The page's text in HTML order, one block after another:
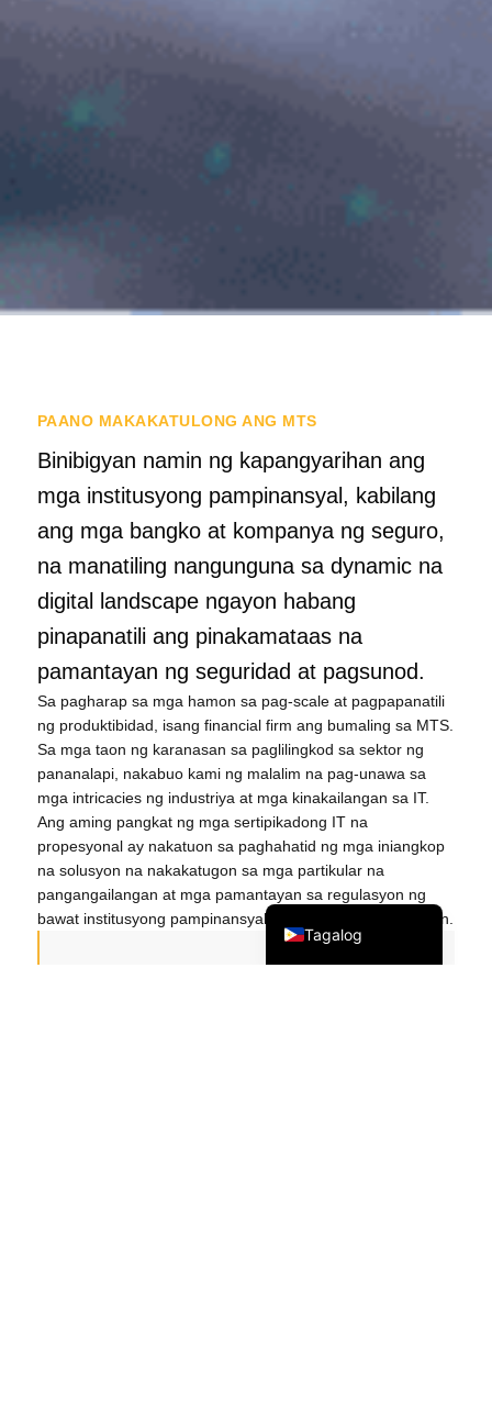
PAANO MAKAKATULONG ANG MTS
Binibigyan namin ng kapangyarihan ang
mga institusyong pampinansyal, kabilang
ang mga bangko at kompanya ng seguro,
na manatiling nangunguna sa dynamic na
digital landscape ngayon habang
pinapanatili ang pinakamataas na
pamantayan ng seguridad at pagsunod.
Sa pagharap sa mga hamon sa pag-scale at pagpapanatili
ng produktibidad, isang financial firm ang bumaling sa MTS.
Sa mga taon ng karanasan sa paglilingkod sa sektor ng
pananalapi, nakabuo kami ng malalim na pag-unawa sa
mga intricacies ng industriya at mga kinakailangan sa IT.
Ang aming pangkat ng mga sertipikadong IT na
propesyonal ay nakatuon sa paghahatid ng mga iniangkop
na solusyon na nakakatugon sa mga partikular na
pangangailangan at mga pamantayan sa regulasyon ng
bawat institusyong pampinansyal na aming pinaglilingkuran.
Tagalog
English
繁體中文
简体中文
한국어
日本語
Bahasa Melayu
Tiếng Việt